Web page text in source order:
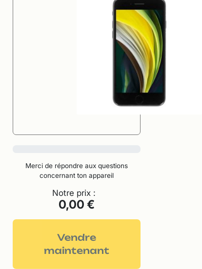
Merci de répondre aux questions
concernant ton appareil
Notre prix :
0,00 €
Vendre
maintenant